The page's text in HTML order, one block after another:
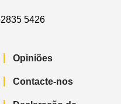
5426
Opiniões
Contacte-nos